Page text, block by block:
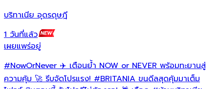
บริทาเนีย อุดรดุษฎี
1 วันที่แล้ว
เผยแพร่อยู่
#NowOrNever✈️ เตือนย้ำ NOW or NEVER พร้อมทะยานสู่
ความคุ้ม 🚀 รีบจัดโปรแรง!#BRITANIAขนดีลสุดคุ้มมาเต็ม